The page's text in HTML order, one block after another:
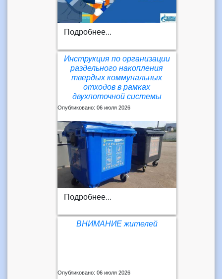
Подробнее...
Инструкция по организации
раздельного накопления
твердых коммунальных
отходов в рамках
двухпоточной системы
Опубликовано: 06 июля 2026
Подробнее...
ВНИМАНИЕ жителей
Опубликовано: 06 июля 2026